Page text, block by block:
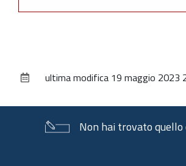
documentoultima modifica 19 maggio 2023
Non hai trovato quello